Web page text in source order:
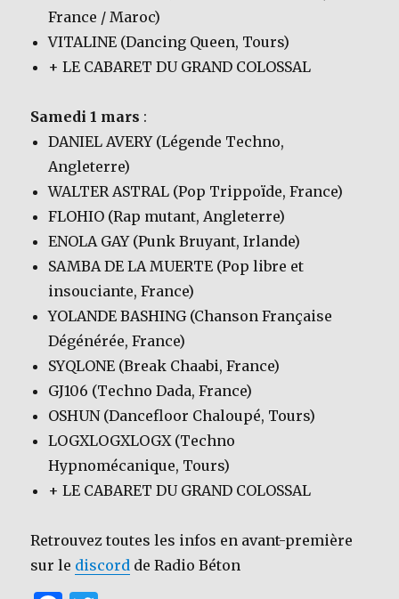
France / Maroc)
VITALINE (Dancing Queen, Tours)
+ LE CABARET DU GRAND COLOSSAL
Samedi 1 mars :
DANIEL AVERY (Légende Techno,
Angleterre)
WALTER ASTRAL (Pop Trippoïde, France)
FLOHIO (Rap mutant, Angleterre)
ENOLA GAY (Punk Bruyant, Irlande)
SAMBA DE LA MUERTE (Pop libre et
insouciante, France)
YOLANDE BASHING (Chanson Française
Dégénérée, France)
SYQLONE (Break Chaabi, France)
GJ106 (Techno Dada, France)
OSHUN (Dancefloor Chaloupé, Tours)
LOGXLOGXLOGX (Techno
Hypnomécanique, Tours)
+ LE CABARET DU GRAND COLOSSAL
Retrouvez toutes les infos en avant-première
sur le discord de Radio Béton